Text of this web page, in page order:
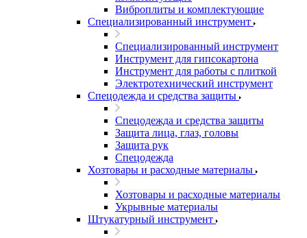
Виброплиты и комплектующие
Специализированный инструмент
Специализированный инструмент
Инструмент для гипсокартона
Инструмент для работы с плиткой
Электротехнический инструмент
Спецодежда и средства защиты
Спецодежда и средства защиты
Защита лица, глаз, головы
Защита рук
Спецодежда
Хозтовары и расходные материалы
Хозтовары и расходные материалы
Укрывные материалы
Штукатурный инструмент